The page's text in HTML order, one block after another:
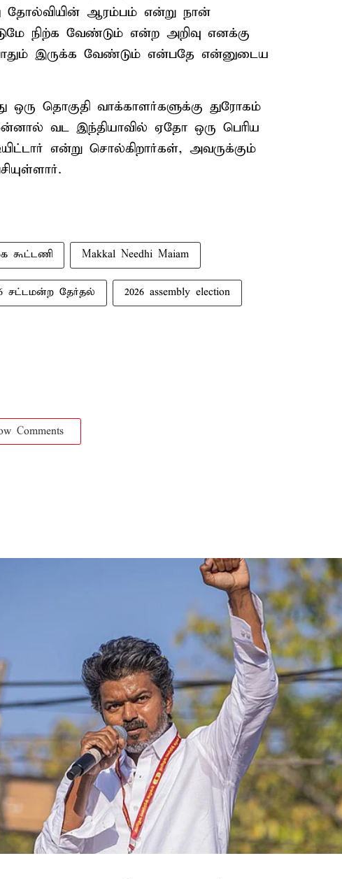
தோல்வியின் ஆரம்பம் என்று நான்
நிற்க வேண்டும் என்ற அறிவு எனக்கு
இருக்க வேண்டும் என்பதே என்னுடைய
ஒரு தொகுதி வாக்காளர்களுக்கு துரோகம்
வட இந்தியாவில் ஏதோ ஒரு பெரிய
என்று சொல்கிறார்கள், அவருக்கும்
கூட்டணி Makkal Needhi Maiam
சட்டமன்ற தேர்தல் 2026 assembly election
Comments